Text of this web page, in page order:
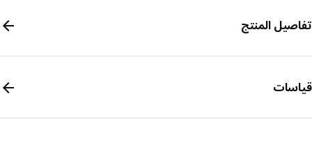
المنتج